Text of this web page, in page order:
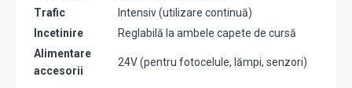
Trafic
Intensiv (utilizare continuă)
Incetinire
Reglabilă la ambele capete de cursă
Alimentare
accesorii
24V (pentru fotocelule, lămpi, senzori)